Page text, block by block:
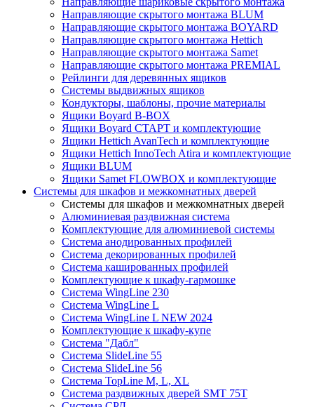
Направляющие скрытого монтажа BLUM
Направляющие скрытого монтажа BOYARD
Направляющие скрытого монтажа Hettich
Направляющие скрытого монтажа Samet
Направляющие скрытого монтажа PREMIAL
Рейлинги для деревянных ящиков
Системы выдвижных ящиков
Кондукторы, шаблоны, прочие материалы
Ящики Boyard B-BOX
Ящики Boyard СТАРТ и комплектующие
Ящики Hettich AvanTech и комплектующие
Ящики Hettich InnoTech Atira и комплектующие
Ящики BLUM
Ящики Samet FLOWBOX и комплектующие
Системы для шкафов и межкомнатных дверей
Системы для шкафов и межкомнатных дверей
Алюминиевая раздвижная система
Комплектующие для алюминиевой системы
Система анодированных профилей
Система декорированных профилей
Система кашированных профилей
Комплектующие к шкафу-гармошке
Система WingLine 230
Система WingLine L
Система WingLine L NEW 2024
Комплектующие к шкафу-купе
Система "Дабл"
Система SlideLine 55
Система SlideLine 56
Система TopLine M, L, XL
Система раздвижных дверей SMT 75T